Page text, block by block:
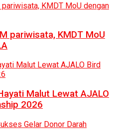
pariwisata, KMDT MoU
Malut Lewat AJALO
2026